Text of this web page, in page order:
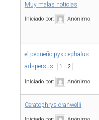
Muy malas noticias
Iniciado por: Anónimo
el pequeño pyxicephalus
adspersus
1 2
Iniciado por: Anónimo
Ceratophrys cranwelli